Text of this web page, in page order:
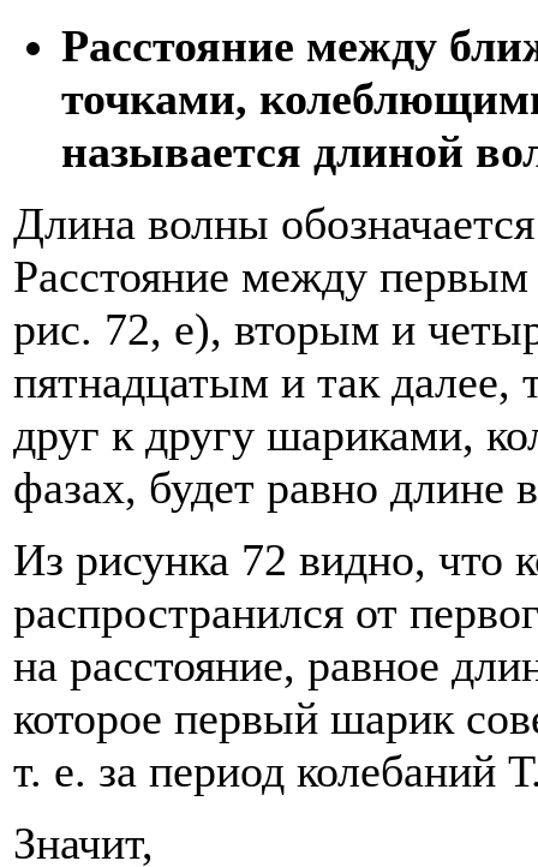
Расстояние между
точками,
называется длиной
Длина волны
Расстояние между
рис. 72, е), вторым и
пятнадцатым и так
друг к другу шариками,
фазах, будет равно длине
Из рисунка 72 видно, что
распространился от
на расстояние, равное
которое первый шарик
т. е. за период колебаний
Значит,